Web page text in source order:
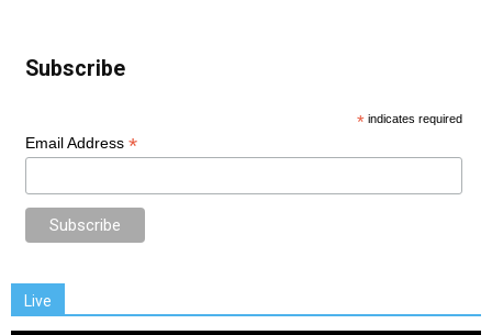
Subscribe
* indicates required
Email Address *
Live